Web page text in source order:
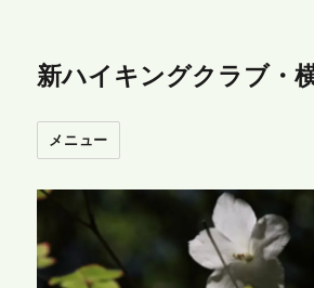
新ハイキングクラブ・
メニュー